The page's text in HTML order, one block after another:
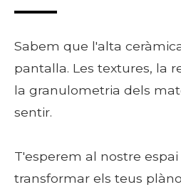
Sabem que l'alta
pantalla. Les textures, la
la granulometria dels
sentir.
T'esperem al nostre espai
transformar els teus